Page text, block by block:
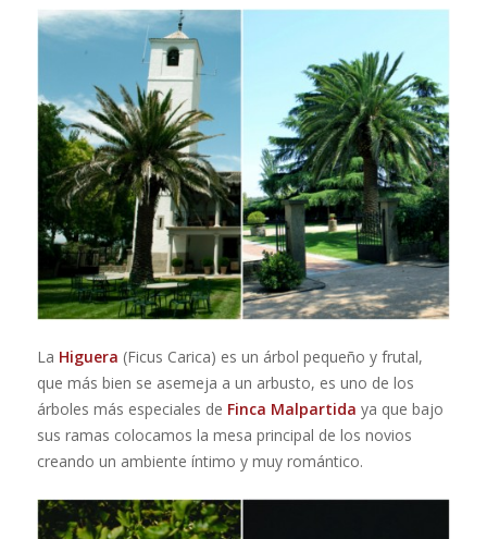
La Higuera (Ficus Carica) es un árbol pequeño y frutal,
que más bien se asemeja a un arbusto, es uno de los
árboles más especiales de Finca Malpartida ya que bajo
sus ramas colocamos la mesa principal de los novios
creando un ambiente íntimo y muy romántico.